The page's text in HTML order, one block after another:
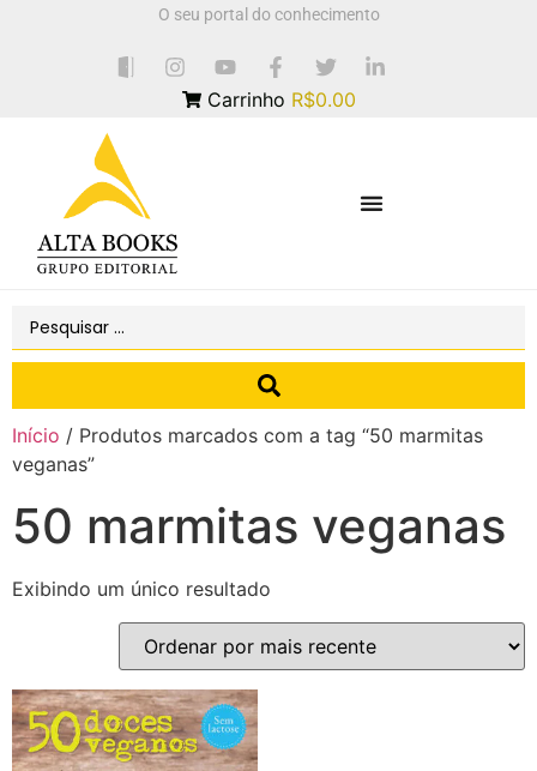
O seu portal do conhecimento
Carrinho R$0.00
Início / Produtos marcados com a tag “50 marmitas
veganas”
50 marmitas veganas
Exibindo um único resultado